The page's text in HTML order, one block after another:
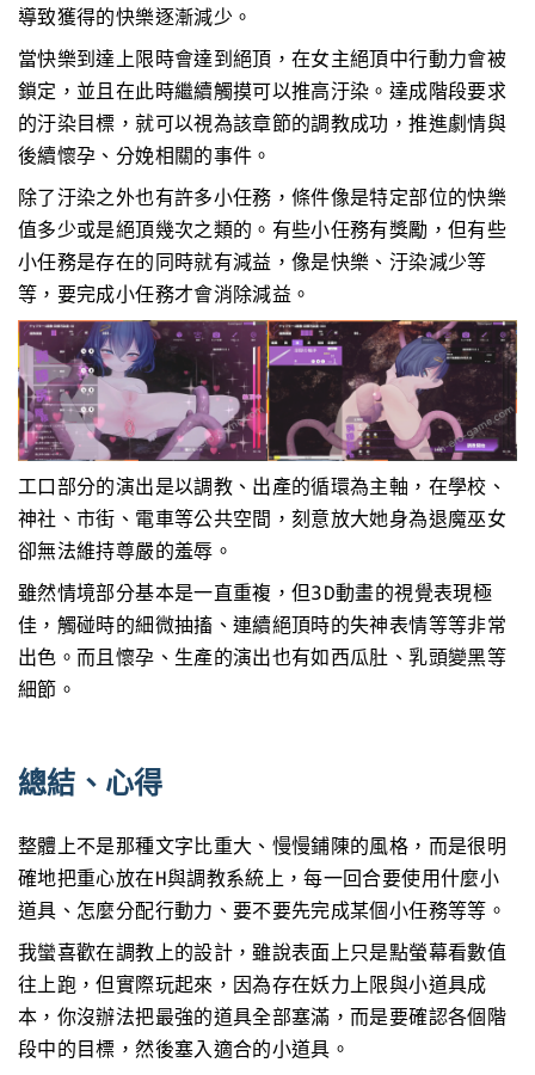
導致獲得的快樂逐漸減少。
當快樂到達上限時會達到絕頂，在女主絕頂中行動力會被
鎖定，並且在此時繼續觸摸可以推高汙染。達成階段要求
的汙染目標，就可以視為該章節的調教成功，推進劇情與
後續懷孕、分娩相關的事件。
除了汙染之外也有許多小任務，條件像是特定部位的快樂
值多少或是絕頂幾次之類的。有些小任務有獎勵，但有些
小任務是存在的同時就有減益，像是快樂、汙染減少等
等，要完成小任務才會消除減益。
工口部分的演出是以調教、出產的循環為主軸，在學校、
神社、市街、電車等公共空間，刻意放大她身為退魔巫女
卻無法維持尊嚴的羞辱。
雖然情境部分基本是一直重複，但3D動畫的視覺表現極
佳，觸碰時的細微抽搐、連續絕頂時的失神表情等等非常
出色。而且懷孕、生產的演出也有如西瓜肚、乳頭變黑等
細節。
總結、心得
整體上不是那種文字比重大、慢慢鋪陳的風格，而是很明
確地把重心放在H與調教系統上，每一回合要使用什麼小
道具、怎麼分配行動力、要不要先完成某個小任務等等。
我蠻喜歡在調教上的設計，雖說表面上只是點螢幕看數值
往上跑，但實際玩起來，因為存在妖力上限與小道具成
本，你沒辦法把最強的道具全部塞滿，而是要確認各個階
段中的目標，然後塞入適合的小道具。